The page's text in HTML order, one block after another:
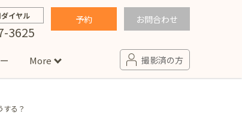
イヤル
3625
予約 お問合わせ
More 撮影済の方
する？